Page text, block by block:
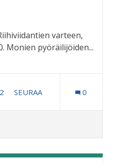
varteen,
Monien pyöräilijöiden...
Rakennettu ympäristö
2 2 SEURAAJAA
SEURAA 0